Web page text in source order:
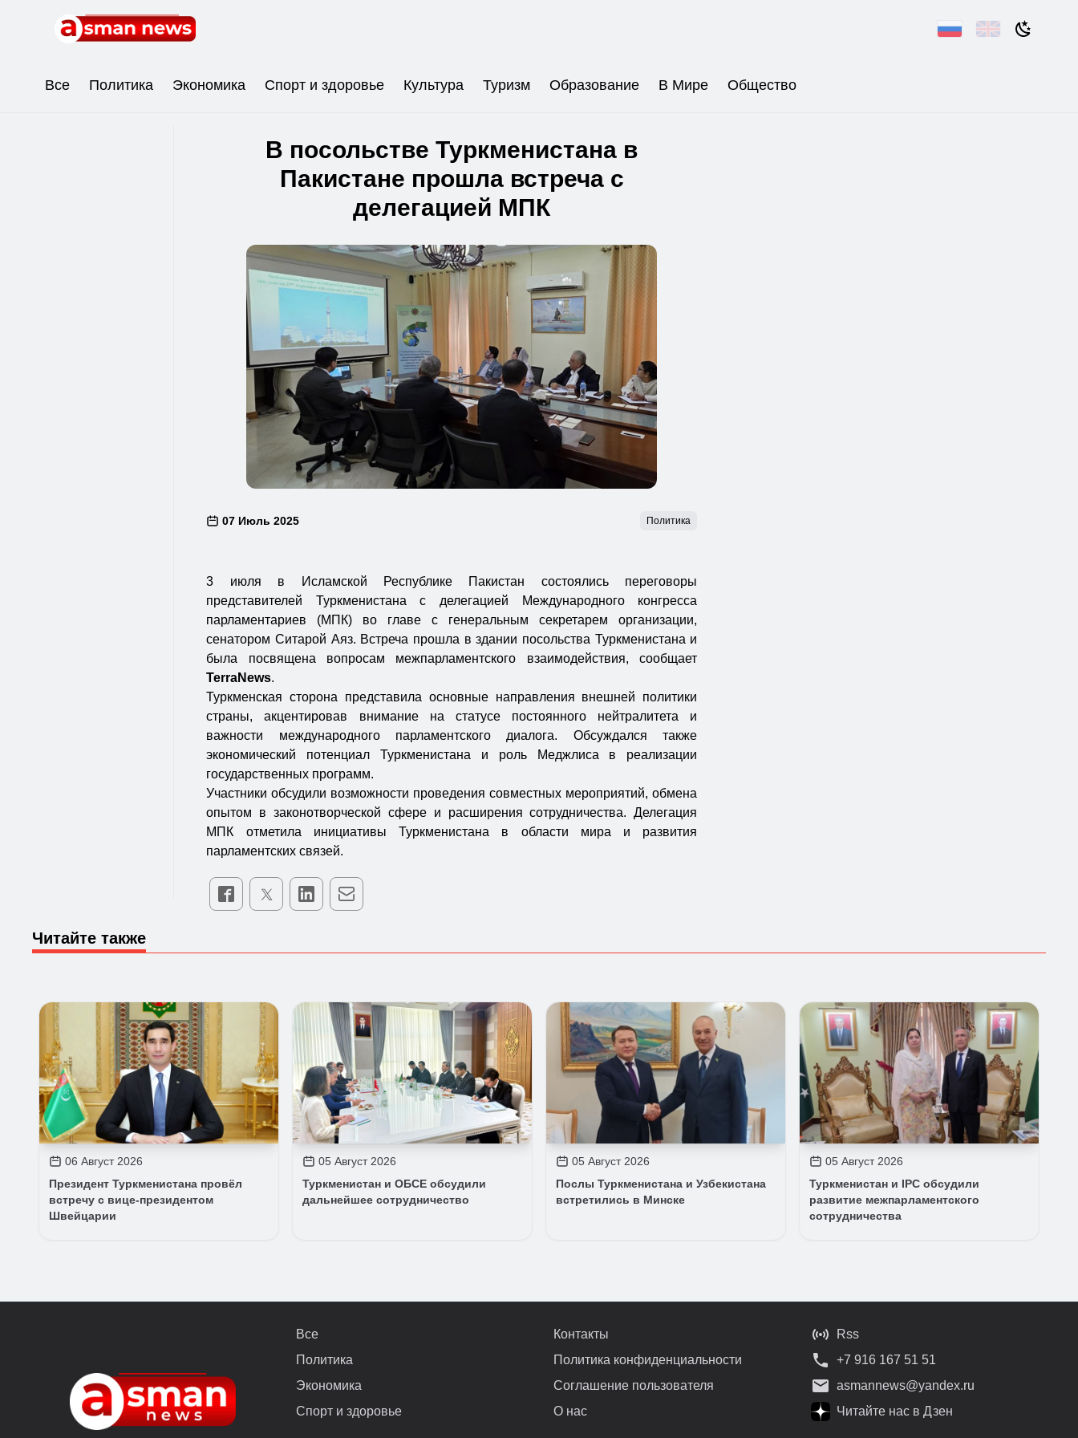
Все Политика Экономика Спорт и здоровье Культура Туризм Образование В Мире Общество
В посольстве Туркменистана в
Пакистане прошла встреча с
делегацией МПК
07 Июль 2025 Политика
3 июля в Исламской Республике Пакистан состоялись переговоры
представителей Туркменистана с делегацией Международного конгресса
парламентариев (МПК) во главе с генеральным секретарем организации,
сенатором Ситарой Аяз. Встреча прошла в здании посольства Туркменистана и
была посвящена вопросам межпарламентского взаимодействия, сообщает
TerraNews.
Туркменская сторона представила основные направления внешней политики
страны, акцентировав внимание на статусе постоянного нейтралитета и
важности международного парламентского диалога. Обсуждался также
экономический потенциал Туркменистана и роль Меджлиса в реализации
государственных программ.
Участники обсудили возможности проведения совместных мероприятий, обмена
опытом в законотворческой сфере и расширения сотрудничества. Делегация
МПК отметила инициативы Туркменистана в области мира и развития
парламентских связей.
Читайте также
06 Август 2026
Президент Туркменистана провёл
встречу с вице-президентом
Швейцарии
05 Август 2026
Туркменистан и ОБСЕ обсудили
дальнейшее сотрудничество
05 Август 2026
Послы Туркменистана и Узбекистана
встретились в Минске
05 Август 2026
Туркменистан и IPC обсудили
развитие межпарламентского
сотрудничества
Все
Политика
Экономика
Спорт и здоровье
Контакты
Политика конфиденциальности
Соглашение пользователя
О нас
Rss
+7 916 167 51 51
asmannews@yandex.ru
Читайте нас в Дзен